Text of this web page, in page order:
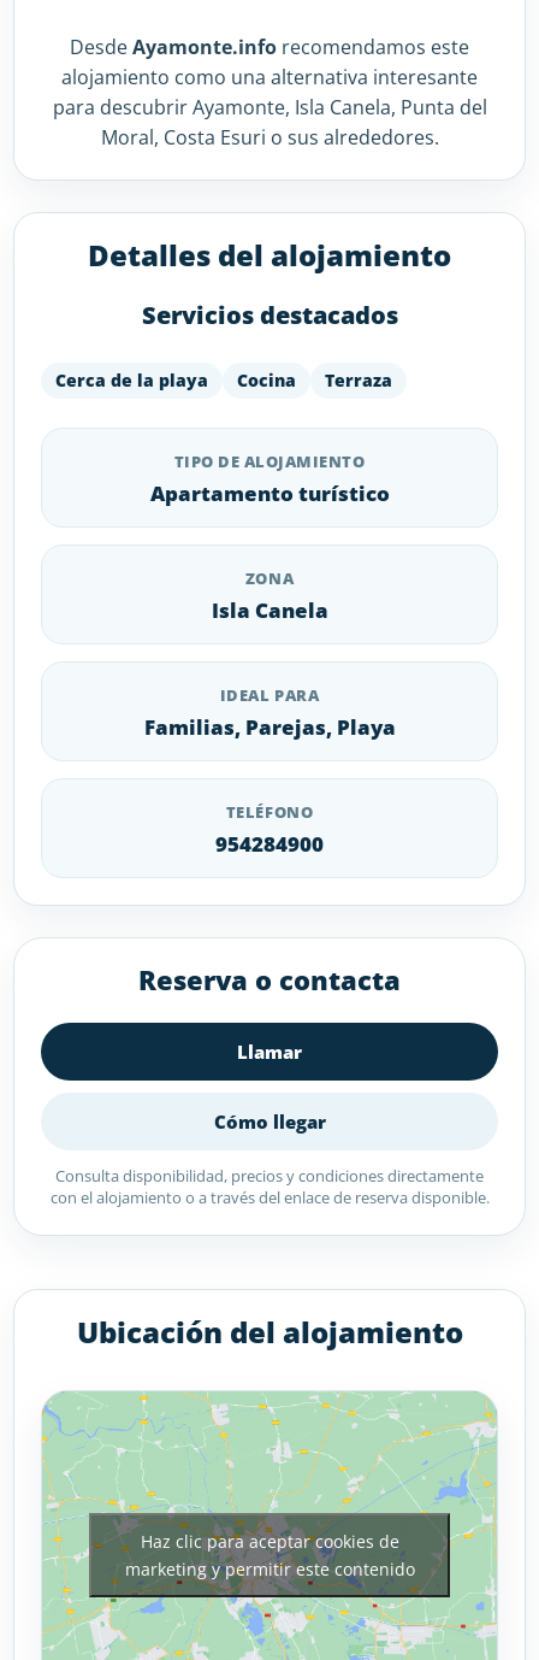
DesdeAyamonte.info recomendamos este
alojamiento como una alternativa interesante
para descubrir Ayamonte, Isla Canela, Punta del
Moral, Costa Esuri o sus alrededores.
Detalles del alojamiento
Servicios destacados
Cerca de la playa Cocina Terraza
TIPO DE ALOJAMIENTO
Apartamento turístico
ZONA
Isla Canela
IDEAL PARA
Familias, Parejas, Playa
TELÉFONO
954284900
Reserva o contacta
Llamar
Cómo llegar
Consulta disponibilidad, precios y condiciones directamente
con el alojamiento o a través del enlace de reserva disponible.
Ubicación del alojamiento
Haz clic para aceptar cookies de
marketing y permitir este contenido